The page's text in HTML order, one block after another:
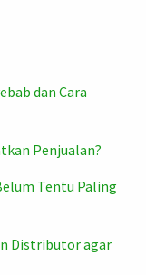
dan Cara
Penjualan?
Tentu Paling
Distributor agar